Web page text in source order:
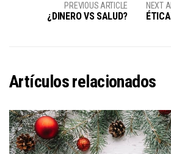
PREVIOUS ARTICLE
¿DINERO VS SALUD?
NEXT
Artículos relacionados